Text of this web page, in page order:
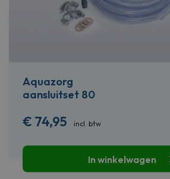
Aquazorg
aansluitset 80
€ 74,95 incl. btw
In winkelwagen